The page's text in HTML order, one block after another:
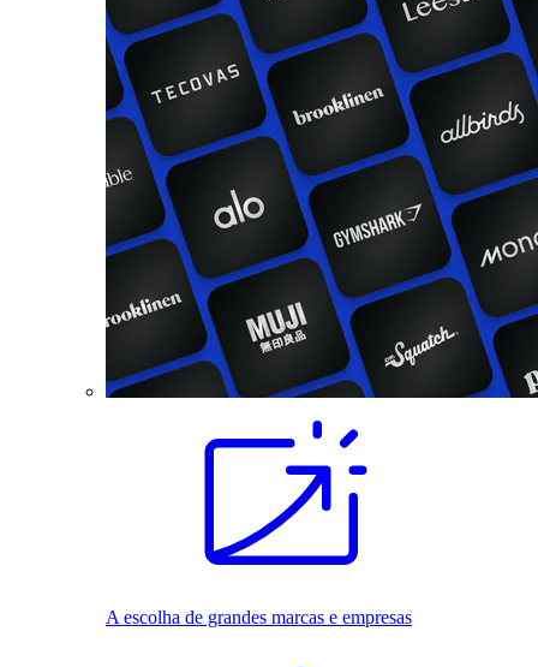
A escolha de grandes marcas e empresas